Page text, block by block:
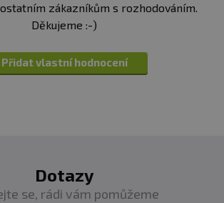
záření. Chraňte před mrazem.
neručí za vady vzniklé
alergiky:Alergeny ve složení produktu
zákazníkům s rozhodováním.
Děkujeme :-)
Přidat vlastní hodnocení
Dotazy
se, rádi vám pomůžeme